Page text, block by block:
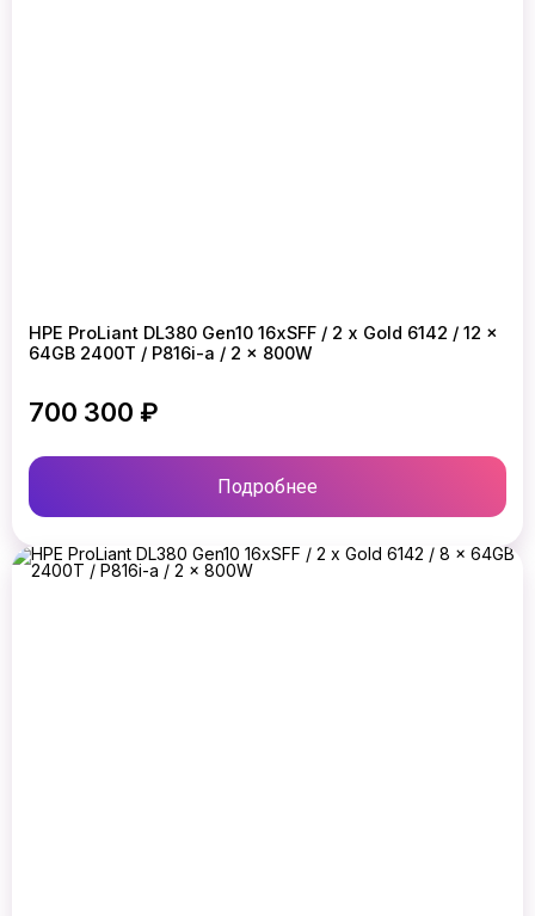
HPE ProLiant DL380 Gen10 16xSFF / 2 x Gold 6142 / 12 x
64GB 2400T / P816i-a / 2 x 800W
700 300 ₽
Подробнее